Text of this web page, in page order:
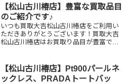
んか？ぜひ買取大吉松山古川椿店にお査
定させてください！...
【松山古川椿店】豊富な買取品目
のご紹介です♪
いつも買取大吉松山古川椿店をご利用い
ただきありがとうございます！買取大吉
松山古川椿店はお買取り品目が豊富で
たものや、片手でお持ちいただけるもの
ならお買取りできるお品が...
【松山古川椿店】Pt900パールネ
ックレス、PRADAトートバッ